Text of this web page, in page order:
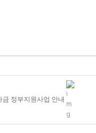
정부지원사업 안내